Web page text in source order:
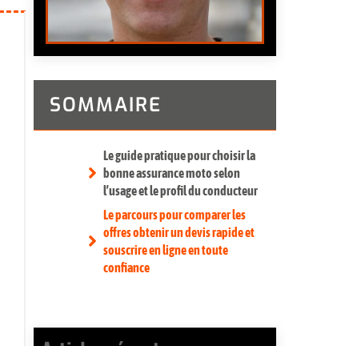
SOMMAIRE
Le guide pratique pour choisir la
bonne assurance moto selon
l’usage et le profil du conducteur
Le parcours pour comparer les
offres obtenir un devis rapide et
souscrire en ligne en toute
confiance